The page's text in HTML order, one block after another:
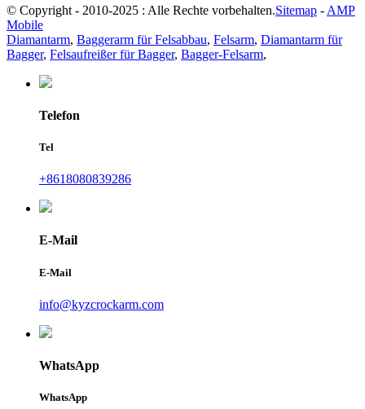
© Copyright - 2010-2025 : Alle Rechte vorbehalten.Sitemap - AMP
Mobile
Diamantarm, Baggerarm für Felsabbau, Felsarm, Diamantarm für
Bagger, Felsaufreißer für Bagger, Bagger-Felsarm,
Telefon
Tel
+8618080839286
E-Mail
E-Mail
info@kyzcrockarm.com
WhatsApp
WhatsApp